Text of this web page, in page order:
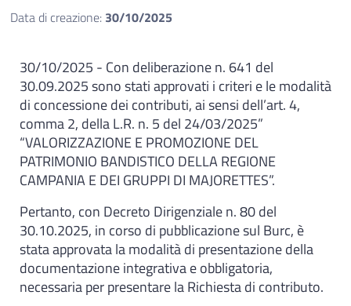
Data di creazione: 30/10/2025
30/10/2025 - Con deliberazione n. 641 del
30.09.2025 sono stati approvati i criteri e le modalità
di concessione dei contributi, ai sensi dell’art. 4,
comma 2, della L.R. n. 5 del 24/03/2025”
“VALORIZZAZIONE E PROMOZIONE DEL
PATRIMONIO BANDISTICO DELLA REGIONE
CAMPANIA E DEI GRUPPI DI MAJORETTES”.
Pertanto, con Decreto Dirigenziale n. 80 del
30.10.2025, in corso di pubblicazione sul Burc, è
stata approvata la modalità di presentazione della
documentazione integrativa e obbligatoria,
necessaria per presentare la Richiesta di contributo.